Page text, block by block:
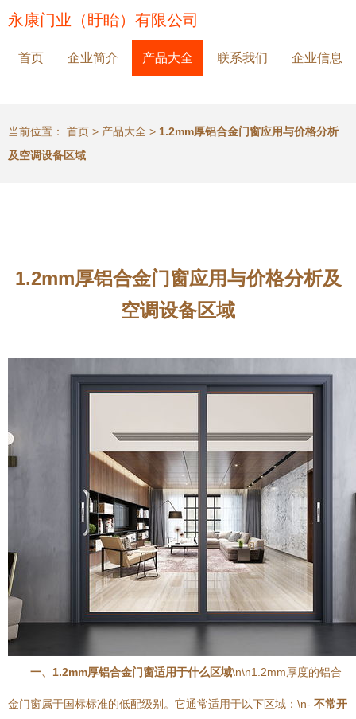
永康门业（盱眙）有限公司
首页 企业简介 产品大全 联系我们 企业信息
当前位置： 首页 > 产品大全 > 1.2mm厚铝合金门窗应用与价格分析
及空调设备区域
1.2mm厚铝合金门窗应用与价格分析及
空调设备区域
一、1.2mm厚铝合金门窗适用于什么区域\n\n1.2mm厚度的铝合
金门窗属于国标标准的低配级别。它通常适用于以下区域：\n- 不常开